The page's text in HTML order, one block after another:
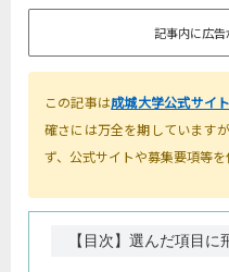
記事内に広告
この記事は成城大学公式サイト
確さには万全を期しています
ず、公式サイトや募集要項等を
【目次】選んだ項目に